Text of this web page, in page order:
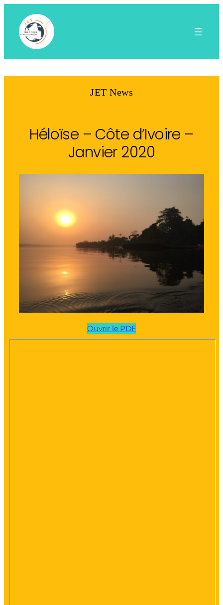
contenu
JET News
Héloïse – Côte d’Ivoire –
Janvier 2020
Ouvrir le PDF